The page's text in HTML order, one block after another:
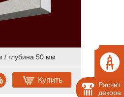
Расчёт
декора
/ глубина 50 мм
Купить